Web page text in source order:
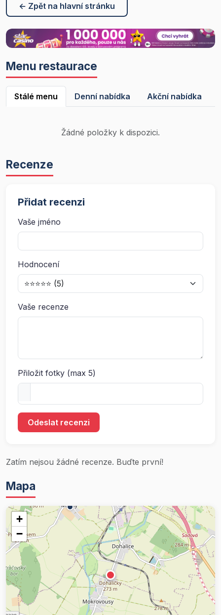
← Zpět na hlavní stránku
Menu restaurace
Stálé menu Denní nabídka Akční nabídka
Žádné položky k dispozici.
Recenze
Přidat recenzi
Vaše jméno
Hodnocení
Vaše recenze
Přiložit fotky (max 5)
Odeslat recenzi
Zatím nejsou žádné recenze. Buďte první!
Mapa
+
−